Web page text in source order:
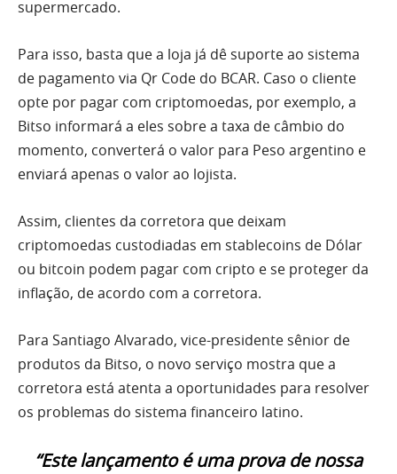
supermercado.
Para isso, basta que a loja já dê suporte ao sistema
de pagamento via Qr Code do BCAR. Caso o cliente
opte por pagar com criptomoedas, por exemplo, a
Bitso informará a eles sobre a taxa de câmbio do
momento, converterá o valor para Peso argentino e
enviará apenas o valor ao lojista.
Assim, clientes da corretora que deixam
criptomoedas custodiadas em stablecoins de Dólar
ou bitcoin podem pagar com cripto e se proteger da
inflação, de acordo com a corretora.
Para Santiago Alvarado, vice-presidente sênior de
produtos da Bitso, o novo serviço mostra que a
corretora está atenta a oportunidades para resolver
os problemas do sistema financeiro latino.
“Este lançamento é uma prova de nossa